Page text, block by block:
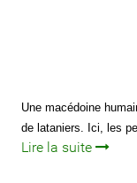
Une macédoine
de lataniers. Ici, les
Lire la suite